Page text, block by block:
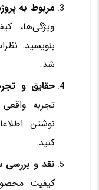
مربوط به
ویژگی‌ها،
بنویسید.
شد.
حقایق و
تجربه
نوشتن
کنید.
نقد و بررسی
کیفیت